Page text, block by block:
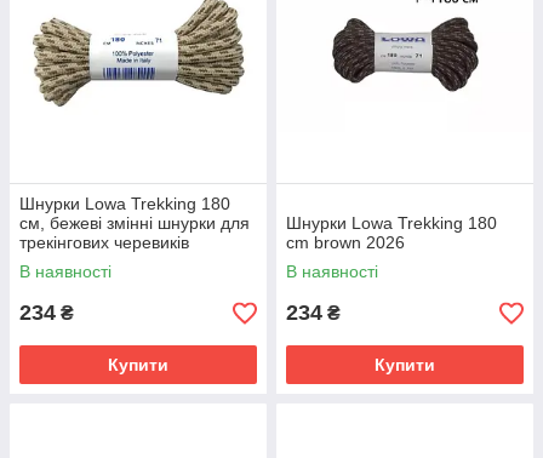
Шнурки Lowa Trekking 180
см, бежеві змінні шнурки для
трекінгових черевиків
В наявності
234 ₴
Купити
Шнурки Lowa Trekking 180
cm brown 2026
В наявності
234 ₴
Купити